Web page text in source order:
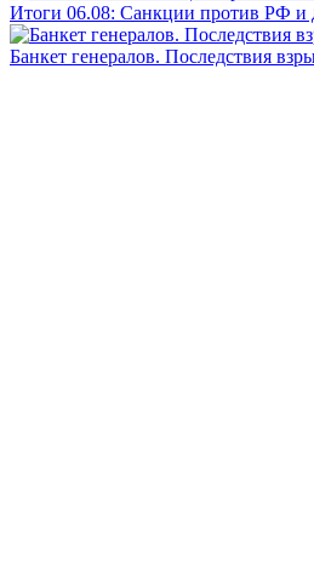
Итоги 06.08: Санкции против РФ и
Банкет генералов. Последствия